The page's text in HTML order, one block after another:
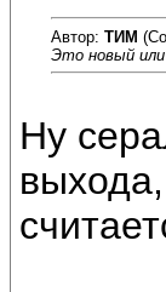
Автор: ТИМ
Это новый
Ну